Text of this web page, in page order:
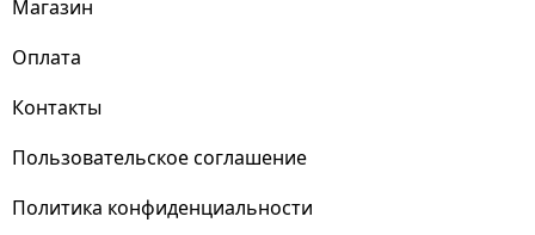
Магазин
Оплата
Контакты
Пользовательское соглашение
Политика конфиденциальности